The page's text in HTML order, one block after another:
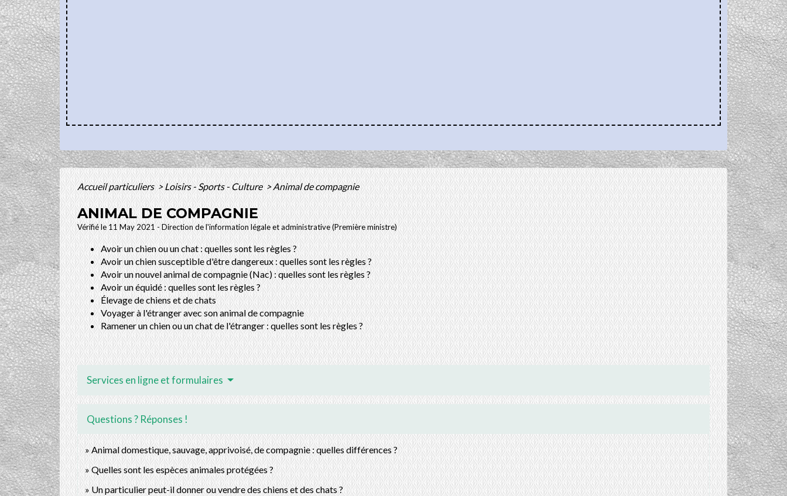
Accueil particuliers> Loisirs - Sports - Culture>Animal de compagnie
ANIMAL DE COMPAGNIE
Vérifié le 11 May 2021 - Direction de l'information légale et administrative (Première ministre)
Avoir un chien ou un chat : quelles sont les règles ?
Avoir un chien susceptible d'être dangereux : quelles sont les règles ?
Avoir un nouvel animal de compagnie (Nac) : quelles sont les règles ?
Avoir un équidé : quelles sont les règles ?
Élevage de chiens et de chats
Voyager à l'étranger avec son animal de compagnie
Ramener un chien ou un chat de l'étranger : quelles sont les règles ?
Services en ligne et formulaires
Questions ? Réponses !
Animal domestique, sauvage, apprivoisé, de compagnie : quelles différences ?
Quelles sont les espèces animales protégées ?
Un particulier peut-il donner ou vendre des chiens et des chats ?